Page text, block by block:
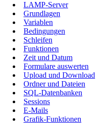
LAMP-Server
Grundlagen
Variablen
Bedingungen
Schleifen
Funktionen
Zeit und Datum
Formulare auswerten
Upload und Download
Ordner und Dateien
SQL-Datenbanken
Sessions
E-Mails
Grafik-Funktionen